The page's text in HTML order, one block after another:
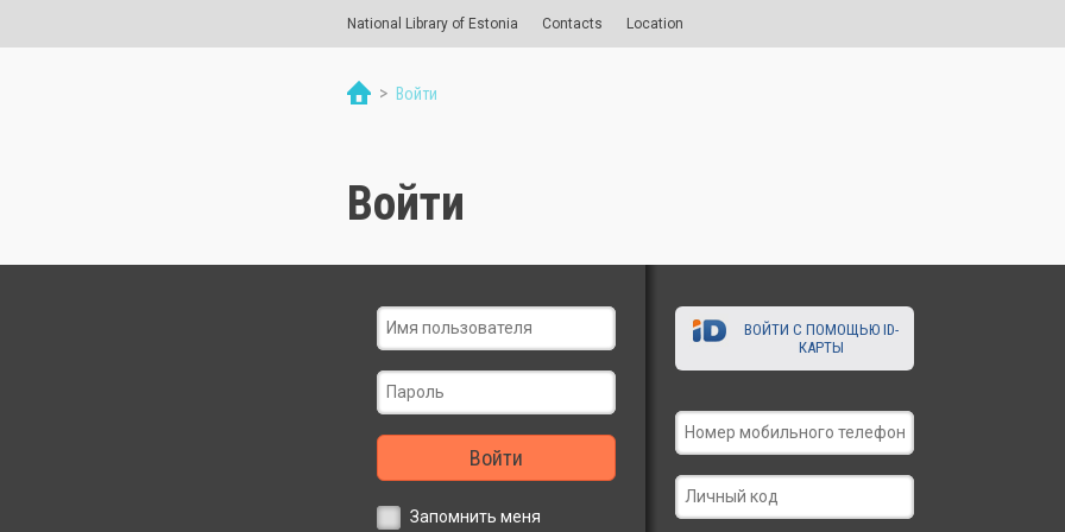
National Library of Estonia Contacts Location
> Войти
Войти
Войти
Запомнить меня
ВОЙТИ С ПОМОЩЬЮ ID-
КАРТЫ